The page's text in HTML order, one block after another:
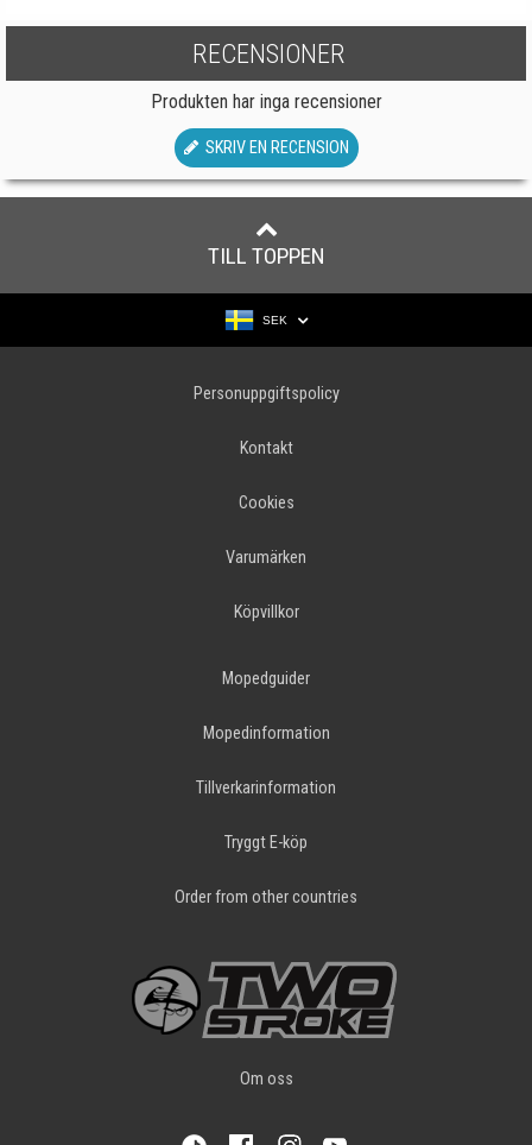
RECENSIONER
Produkten har inga recensioner
SKRIV EN RECENSION
TILL TOPPEN
SEK
Personuppgiftspolicy
Kontakt
Cookies
Varumärken
Köpvillkor
Mopedguider
Mopedinformation
Tillverkarinformation
Tryggt E-köp
Order from other countries
Om oss